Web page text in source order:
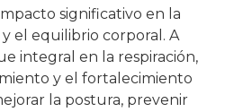
significativo en la
el equilibrio corporal. A
integral en la respiración,
y el fortalecimiento
la postura, prevenir